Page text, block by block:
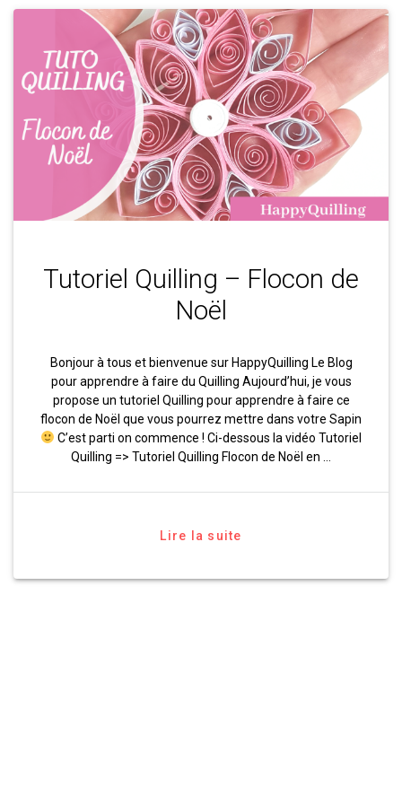
Tutoriel Quilling – Flocon de
Noël
Bonjour à tous et bienvenue sur HappyQuilling Le Blog
pour apprendre à faire du Quilling Aujourd’hui, je vous
propose un tutoriel Quilling pour apprendre à faire ce
flocon de Noël que vous pourrez mettre dans votre Sapin
C’est parti on commence ! Ci-dessous la vidéo Tutoriel
Quilling => Tutoriel Quilling Flocon de Noël en …
Lire la suite